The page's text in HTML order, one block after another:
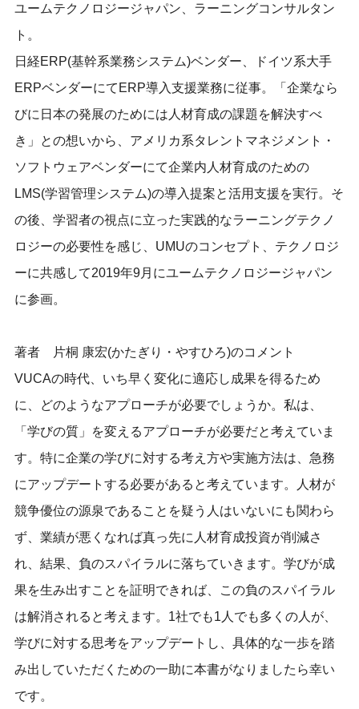
ユームテクノロジージャパン、ラーニングコンサルタン
ト。
日経ERP(基幹系業務システム)ベンダー、ドイツ系大手
ERPベンダーにてERP導入支援業務に従事。「企業なら
びに日本の発展のためには人材育成の課題を解決すべ
き」との想いから、アメリカ系タレントマネジメント・
ソフトウェアベンダーにて企業内人材育成のための
LMS(学習管理システム)の導入提案と活用支援を実行。そ
の後、学習者の視点に立った実践的なラーニングテクノ
ロジーの必要性を感じ、UMUのコンセプト、テクノロジ
ーに共感して2019年9月にユームテクノロジージャパン
に参画。
著者 片桐 康宏(かたぎり・やすひろ)のコメント
VUCAの時代、いち早く変化に適応し成果を得るため
に、どのようなアプローチが必要でしょうか。私は、
「学びの質」を変えるアプローチが必要だと考えていま
す。特に企業の学びに対する考え方や実施方法は、急務
にアップデートする必要があると考えています。人材が
競争優位の源泉であることを疑う人はいないにも関わら
ず、業績が悪くなれば真っ先に人材育成投資が削減さ
れ、結果、負のスパイラルに落ちていきます。学びが成
果を生み出すことを証明できれば、この負のスパイラル
は解消されると考えます。1社でも1人でも多くの人が、
学びに対する思考をアップデートし、具体的な一歩を踏
み出していただくための一助に本書がなりましたら幸い
です。